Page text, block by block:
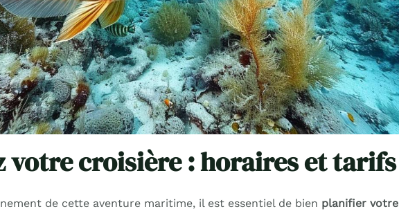
votre croisière : horaires et tarifs
de cette aventure maritime, il est essentiel de bien planifier votre